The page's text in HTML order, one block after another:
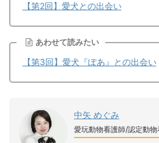
【第2回】愛犬との出会い
あわせて読みたい
【第3回】愛犬『ぽあ』との出会い
中矢 めぐみ
愛玩動物看護師/認定動